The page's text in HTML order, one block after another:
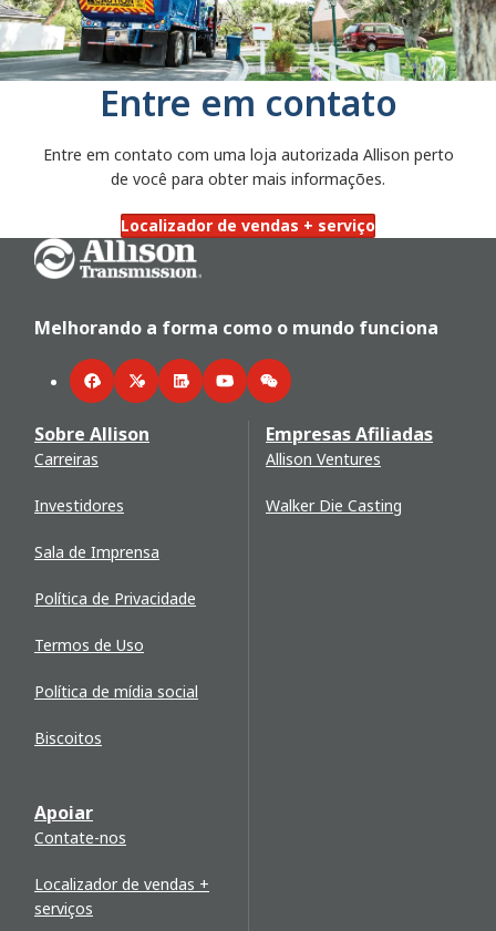
Entre em contato
Entre em contato com uma loja autorizada Allison perto
de você para obter mais informações.
Localizador de vendas + serviço
Go Home
Melhorando a forma como o mundo funciona
FacebookTwitterLinkedInYouTubeWeChat
Sobre Allison
Carreiras
Investidores
Sala de Imprensa
Política de Privacidade
Termos de Uso
Política de mídia social
Biscoitos
Apoiar
Contate-nos
Localizador de vendas +
serviços
Empresas Afiliadas
Allison Ventures
Walker Die Casting